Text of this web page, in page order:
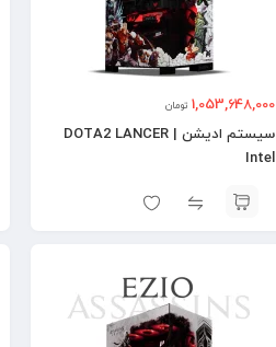
1,053,648,000 تومان
سیستم ادیشن | DOTA2 LANCER
Intel